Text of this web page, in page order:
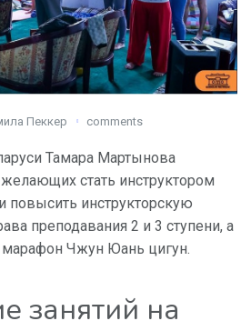
Пеккер comments
Тамара Мартынова
стать инструктором
инструкторскую
преподавания 2 и 3 ступени, а
Чжун Юань цигун.
занятий на